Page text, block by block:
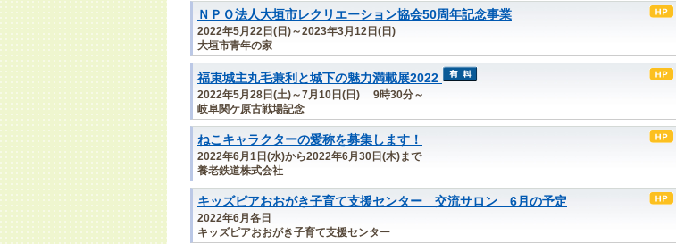
ＮＰＯ法人大垣市レクリエーション協会50周年記念事業
2022年5月22日(日)～2023年3月12日(日)
大垣市青年の家
福束城主丸毛兼利と城下の魅力満載展2022
2022年5月28日(土)～7月10日(日) 9時30分～
岐阜関ケ原古戦場記念
ねこキャラクターの愛称を募集します！
2022年6月1日(水)から2022年6月30日(木)まで
養老鉄道株式会社
キッズピアおおがき子育て支援センター 交流サロン 6月の予定
2022年6月各日
キッズピアおおがき子育て支援センター